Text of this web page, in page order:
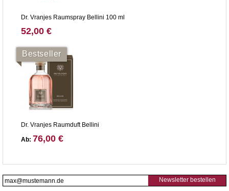
Dr. Vranjes Raumspray Bellini 100 ml
52,00 €
Bestseller
Dr. Vranjes Raumduft Bellini
Ab: 76,00 €
Newsletter bestellen